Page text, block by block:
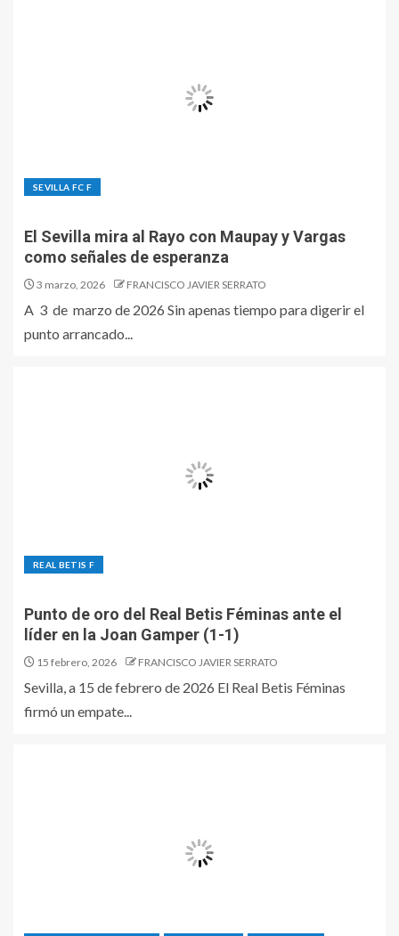
SEVILLA FC F
El Sevilla mira al Rayo con Maupay y Vargas
como señales de esperanza
3 marzo, 2026 FRANCISCO JAVIER SERRATO
A 3 de marzo de 2026 Sin apenas tiempo para digerir el
punto arrancado...
REAL BETIS F
Punto de oro del Real Betis Féminas ante el
líder en la Joan Gamper (1-1)
15 febrero, 2026 FRANCISCO JAVIER SERRATO
Sevilla, a 15 de febrero de 2026 El Real Betis Féminas
firmó un empate...